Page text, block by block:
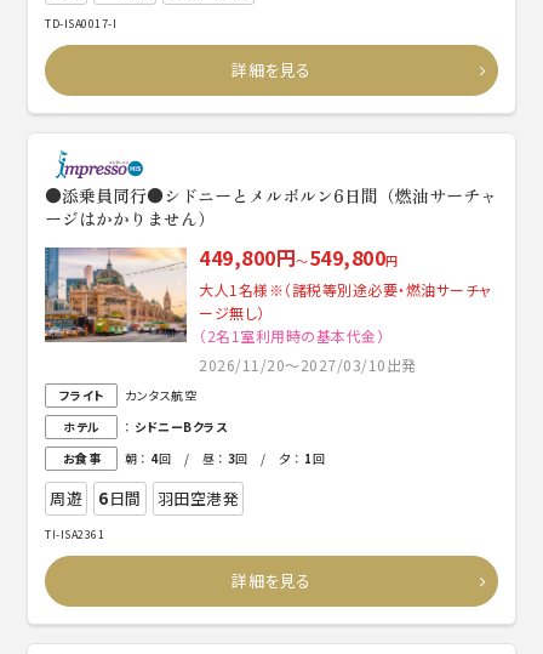
TD-ISA0017-I
詳細を見る
●添乗員同行●シドニーとメルボルン6日間（燃油サーチャ
ージはかかりません）
449,800円～549,800円
大人1名様※（諸税等別途必要・燃油サーチャ
ージ無し）
（2名1室利用時の基本代金）
2026/11/20～2027/03/10出発
フライト
カンタス航空
ホテル
： シドニーBクラス
お食事
朝 ： 4回 / 昼 ： 3回 / 夕 ： 1回
周遊 6日間 羽田空港発
TI-ISA2361
詳細を見る